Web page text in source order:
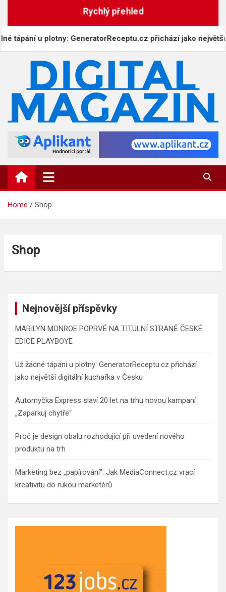
Rychlý přehled
tápání u plotny: GeneratorReceptu.cz přichází jako největší
DigitalMagazin.cz
Home Shop
Shop
Nejnovější příspěvky
MARILYN MONROE POPRVÉ NA TITULNÍ STRANĚ ČESKÉ
EDICE PLAYBOYE
Už žádné tápání u plotny: GeneratorReceptu.cz přichází
jako největší digitální kuchařka v Česku
Automyčka Express slaví 20 let na trhu novou kampaní
„Zaparkuj chytře“
Proč je design obalu rozhodující při uvedení nového
produktu na trh
Marketing bez „papírování“: Jak MediaConnect.cz vrací
kreativitu do rukou marketérů